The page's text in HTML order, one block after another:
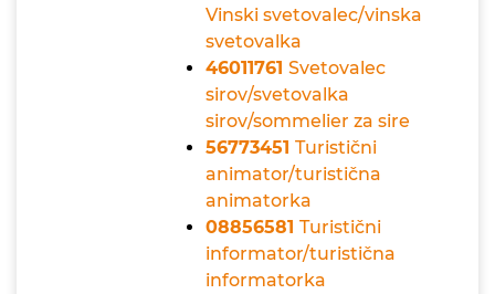
Vinski svetovalec/vinska
svetovalka
46011761 Svetovalec
sirov/svetovalka
sirov/sommelier za sire
56773451 Turistični
animator/turistična
animatorka
08856581 Turistični
informator/turistična
informatorka